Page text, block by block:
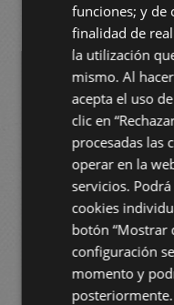
funciones; y de
finalidad de
la utilización
mismo. Al
acepta el uso
clic en
procesadas las
operar en la
servicios.
cookies
botón “Mostrar
configuración
momento y